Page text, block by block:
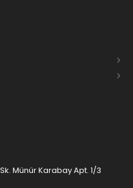
Münür Karabay Apt. 1/3